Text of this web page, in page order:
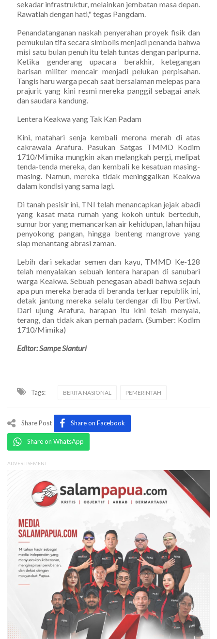
sekadar infrastruktur, melainkan jembatan masa depan.
Rawatlah dengan hati," tegas Pangdam.
Penandatanganan naskah penyerahan proyek fisik dan
pemukulan tifa secara simbolis menjadi penanda bahwa
misi satu bulan penuh itu telah tuntas dengan paripurna.
Ketika genderang upacara berakhir, ketegangan
barisan militer mencair menjadi pelukan perpisahan.
Tangis haru warga pecah saat bersalaman melepas para
prajurit yang kini resmi mereka panggil sebagai anak
dan saudara kandung.
Lentera Keakwa yang Tak Kan Padam
Kini, matahari senja kembali merona merah di atas
cakrawala Arafura. Pasukan Satgas TMMD Kodim
1710/Mimika mungkin akan melangkah pergi, melipat
tenda-tenda mereka, dan kembali ke kesatuan masing-
masing. Namun, mereka tidak meninggalkan Keakwa
dalam kondisi yang sama lagi.
Di tanah pesisir ini, TNI telah menancapkan jejak abadi
yang kasat mata rumah yang kokoh untuk berteduh,
sumur bor yang memancarkan air kehidupan, lahan hijau
penyokong pangan, hingga benteng mangrove yang
siap menantang abrasi zaman.
Lebih dari sekadar semen dan kayu, TMMD Ke-128
telah menyalakan sebuah lentera harapan di sanubari
warga Keakwa. Sebuah penegasan abadi bahwa sejauh
apa pun mereka berada di beranda terluar republik ini,
detak jantung mereka selalu terdengar di Ibu Pertiwi.
Dari ujung Arafura, harapan itu kini telah menyala,
terang, dan tidak akan pernah padam. (Sumber: Kodim
1710/Mimika)
Editor: Sampe Sianturi
Tags: BERITA NASIONAL PEMERINTAH
Share Post Share on Facebook
Share on WhatsApp
ADVERTISEMENT